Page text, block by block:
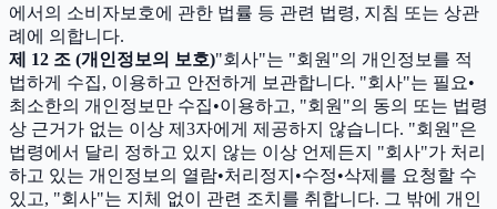
에서의 소비자보호에 관한 법률 등 관련 법령, 지침 또는 상관
례에 의합니다.
제 12 조 (개인정보의 보호)"회사"는 "회원"의 개인정보를 적
법하게 수집, 이용하고 안전하게 보관합니다. "회사"는 필요•
최소한의 개인정보만 수집•이용하고, "회원"의 동의 또는 법령
상 근거가 없는 이상 제3자에게 제공하지 않습니다. "회원"은
법령에서 달리 정하고 있지 않는 이상 언제든지 "회사"가 처리
하고 있는 개인정보의 열람•처리정지•수정•삭제를 요청할 수
있고, "회사"는 지체 없이 관련 조치를 취합니다. 그 밖에 개인